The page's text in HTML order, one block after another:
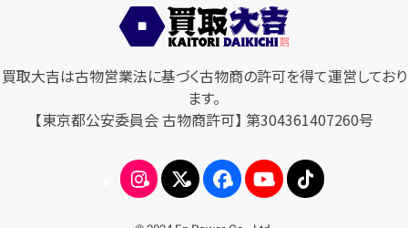
買取大吉は古物営業法に基づく古物商の許可を得て運営しており
ます。
【東京都公安委員会 古物商許可】 第304361407260号